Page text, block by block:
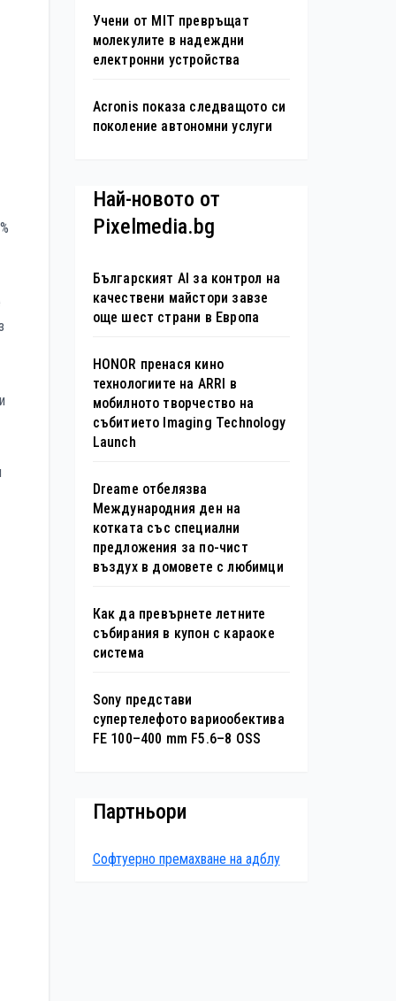
Учени от MIT превръщат
молекулите в надеждни
електронни устройства
Acronis показа следващото си
поколение автономни услуги
Най-новото от
Pixelmedia.bg
Българският AI за контрол на
качествени майстори завзе
още шест страни в Европа
HONOR пренася кино
технологиите на ARRI в
мобилното творчество на
събитието Imaging Technology
Launch
Dreame отбелязва
Международния ден на
котката със специални
предложения за по-чист
въздух в домовете с любимци
Как да превърнете летните
събирания в купон с караоке
система
Sony представи
супертелефото вариообектива
FE 100–400 mm F5.6–8 OSS
Партньори
Софтуерно премахване на адблу